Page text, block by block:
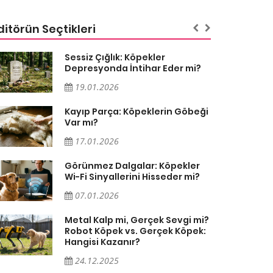
Seçtikleri
Sessiz Çığlık: Köpekler
Depresyonda İntihar Eder mi?
19.01.2026
Kayıp Parça: Köpeklerin Göbeği
Var mı?
17.01.2026
Görünmez Dalgalar: Köpekler
Wi-Fi Sinyallerini Hisseder mi?
07.01.2026
Metal Kalp mi, Gerçek Sevgi mi?
Robot Köpek vs. Gerçek Köpek:
Hangisi Kazanır?
24.12.2025